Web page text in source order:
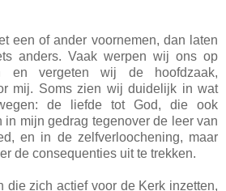
een of ander voornemen, dan laten
anders. Vaak werpen wij ons op
en vergeten wij de hoofdzaak,
mij. Soms zien wij duidelijk in wat
de liefde tot God, die ook
in mijn gedrag tegenover de leer van
en in de zelfverloochening, maar
de consequenties uit te trekken.
die zich actief voor de Kerk inzetten,